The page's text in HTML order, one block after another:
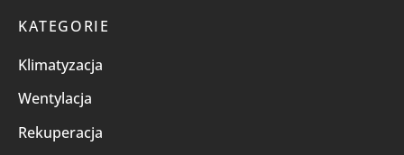
KATEGORIE
Klimatyzacja
Wentylacja
Rekuperacja